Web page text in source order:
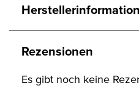
Rezensionen
Es gibt noch keine